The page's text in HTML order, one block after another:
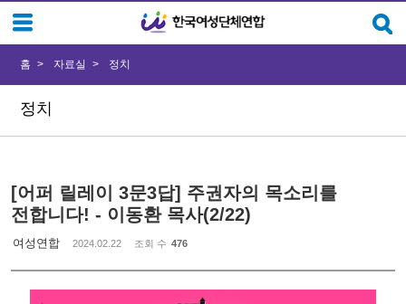
정치
홈 자료실 정치
[어퍼 릴레이 3문3답] 주권자의 목소리를
전합니다! - 이동환 목사(2/22)
여성연합 2024.02.22 조회 수 476